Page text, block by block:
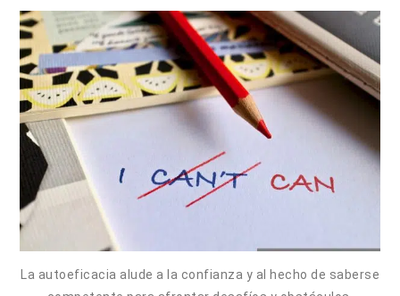
La autoeficacia alude a la confianza y al hecho de saberse